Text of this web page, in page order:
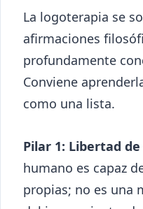
La logoterapia se
afirmaciones
profundamente
Conviene
como una lista.
Pilar 1: Libertad
humano es capaz
propias; no es una